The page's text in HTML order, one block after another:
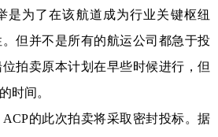
为了在该航道成为行业关键枢纽
但并不是所有的航运公司都急于投
拍卖原本计划在早些时候进行，但
时间。
的此次拍卖将采取密封投标。据